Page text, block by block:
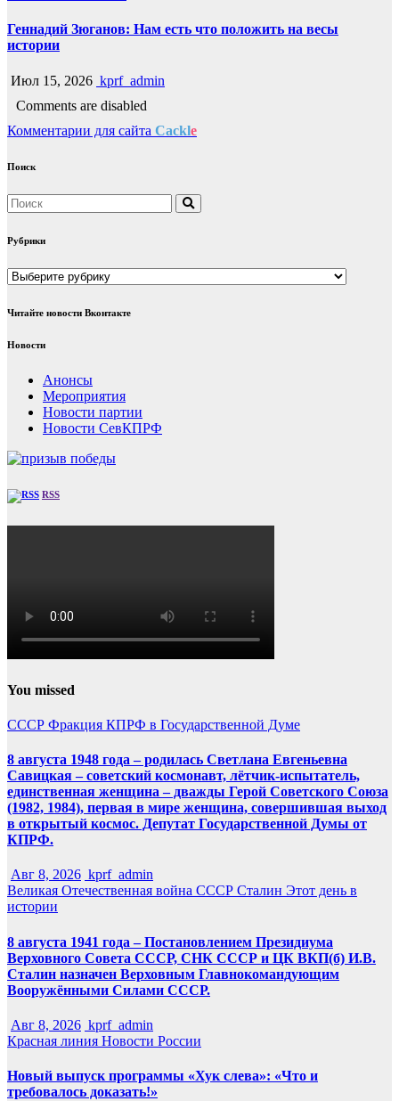
Геннадий Зюганов: Нам есть что положить на весы
истории
Июл 15, 2026 kprf_admin
Comments are disabled
Комментарии для сайта Cackle
Поиск
Рубрики
Рубрики
Читайте новости Вконтакте
Новости
Анонсы
Мероприятия
Новости партии
Новости СевКПРФ
RSS
You missed
СССР Фракция КПРФ в Государственной Думе
8 августа 1948 года – родилась Светлана Евгеньевна
Савицкая – советский космонавт, лётчик-испытатель,
единственная женщина – дважды Герой Советского Союза
(1982, 1984), первая в мире женщина, совершившая выход
в открытый космос. Депутат Государственной Думы от
КПРФ.
Авг 8, 2026 kprf_admin
Великая Отечественная война СССР Сталин Этот день в
истории
8 августа 1941 года – Постановлением Президиума
Верховного Совета СССР, СНК СССР и ЦК ВКП(б) И.В.
Сталин назначен Верховным Главнокомандующим
Вооружёнными Силами СССР.
Авг 8, 2026 kprf_admin
Красная линия Новости России
Новый выпуск программы «Хук слева»: «Что и
требовалось доказать!»